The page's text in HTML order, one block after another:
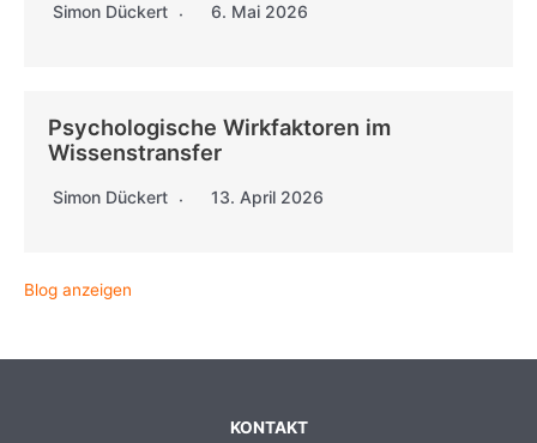
Simon Dückert 6. Mai 2026
Psychologische Wirkfaktoren im
Wissenstransfer
Simon Dückert 13. April 2026
Blog anzeigen
KONTAKT